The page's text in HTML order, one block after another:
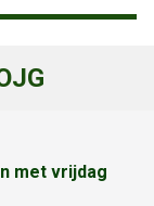
met vrijdag